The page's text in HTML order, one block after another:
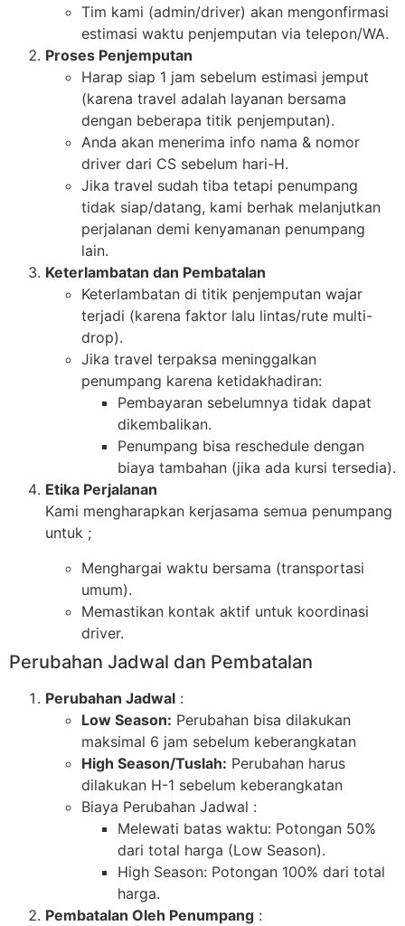
Tim kami (admin/driver) akan mengonfirmasi
estimasi waktu penjemputan via telepon/WA.
Proses Penjemputan
Harap siap 1 jam sebelum estimasi jemput
(karena travel adalah layanan bersama
dengan beberapa titik penjemputan).
Anda akan menerima info nama & nomor
driver dari CS sebelum hari-H.
Jika travel sudah tiba tetapi penumpang
tidak siap/datang, kami berhak melanjutkan
perjalanan demi kenyamanan penumpang
lain.
Keterlambatan dan Pembatalan
Keterlambatan di titik penjemputan wajar
terjadi (karena faktor lalu lintas/rute multi-
drop).
Jika travel terpaksa meninggalkan
penumpang karena ketidakhadiran:
Pembayaran sebelumnya tidak dapat
dikembalikan.
Penumpang bisa reschedule dengan
biaya tambahan (jika ada kursi tersedia).
Etika Perjalanan
Kami mengharapkan kerjasama semua penumpang
untuk ;
Menghargai waktu bersama (transportasi
umum).
Memastikan kontak aktif untuk koordinasi
driver.
Perubahan Jadwal dan Pembatalan
Perubahan Jadwal :
Low Season: Perubahan bisa dilakukan
maksimal 6 jam sebelum keberangkatan
High Season/Tuslah: Perubahan harus
dilakukan H-1 sebelum keberangkatan
Biaya Perubahan Jadwal :
Melewati batas waktu: Potongan 50%
dari total harga (Low Season).
High Season: Potongan 100% dari total
harga.
Pembatalan Oleh Penumpang :